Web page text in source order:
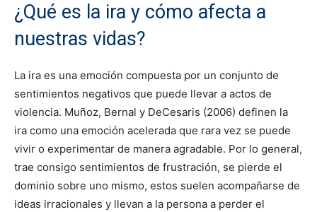
¿Qué es la ira y cómo afecta a
nuestras vidas?
La ira es una emoción compuesta por un conjunto de
sentimientos negativos que puede llevar a actos de
violencia. Muñoz, Bernal y DeCesaris (2006) definen la
ira como una emoción acelerada que rara vez se puede
vivir o experimentar de manera agradable. Por lo general,
trae consigo sentimientos de frustración, se pierde el
dominio sobre uno mismo, estos suelen acompañarse de
ideas irracionales y llevan a la persona a perder el